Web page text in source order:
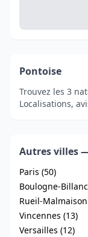
Pontoise
Trouvez les 3
Localisations,
Autres villes
Paris (50)
Boulogne-
Rueil-
Vincennes (13)
Versailles (12)